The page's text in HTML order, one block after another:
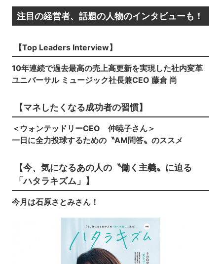
注目の経営者、話題の人物のインタビューも！
【Top Leaders Interview】
10年連続で過去最高の売上高更新を実現した社内変革
ユニバーサル ミュージック社長兼CEO 藤倉 尚
【マネしたくなる成功者の習慣】
＜ウォンテッドリーCEO 仲暁子さん＞
一日に全力投球するための〝AM問答〟のススメ
【今、気になるあの人の〝働く主義〟に迫る
「ハタラキズム」】
今月は石原さとみさん！